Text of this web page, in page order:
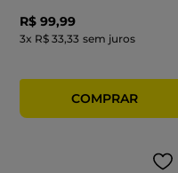
R$ 99,99
3x R$ 33,33 sem juros